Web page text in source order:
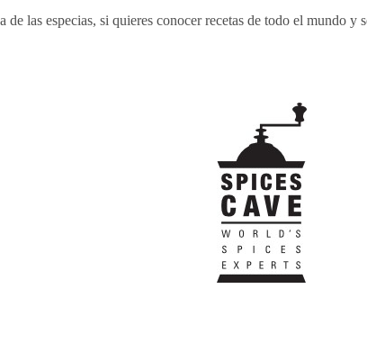
las especias, si quieres conocer recetas de todo el mundo